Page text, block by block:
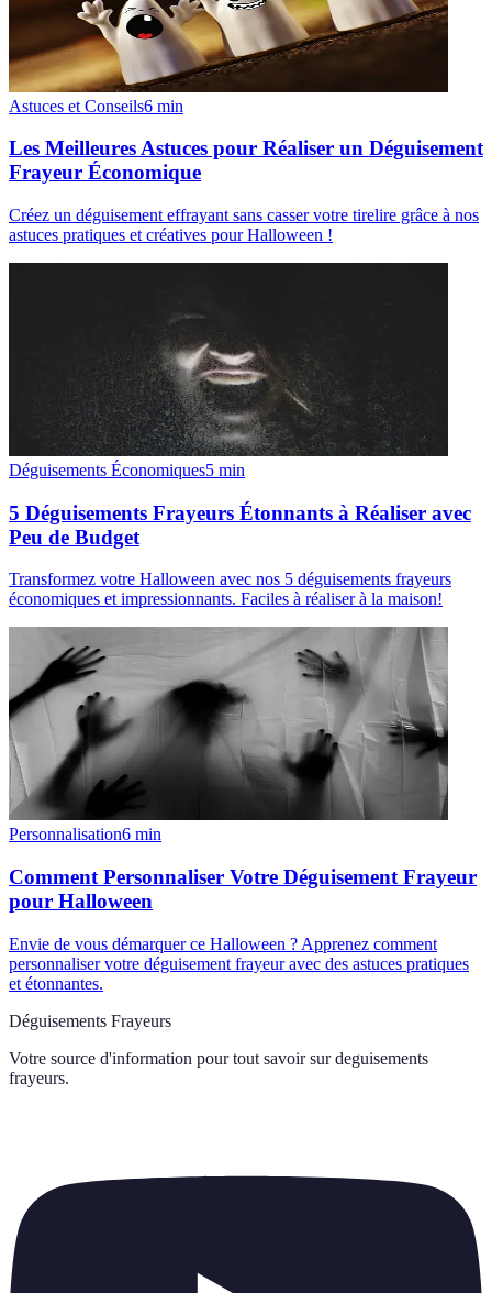
Astuces et Conseils6 min
Les Meilleures Astuces pour Réaliser un Déguisement
Frayeur Économique
Créez un déguisement effrayant sans casser votre tirelire grâce à nos
astuces pratiques et créatives pour Halloween !
Déguisements Économiques5 min
5 Déguisements Frayeurs Étonnants à Réaliser avec
Peu de Budget
Transformez votre Halloween avec nos 5 déguisements frayeurs
économiques et impressionnants. Faciles à réaliser à la maison!
Personnalisation6 min
Comment Personnaliser Votre Déguisement Frayeur
pour Halloween
Envie de vous démarquer ce Halloween ? Apprenez comment
personnaliser votre déguisement frayeur avec des astuces pratiques
et étonnantes.
Déguisements Frayeurs
Votre source d'information pour tout savoir sur deguisements
frayeurs.